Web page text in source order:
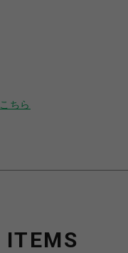
こちら
ITEMS